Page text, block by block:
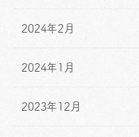
2024年2月
2024年1月
2023年12月